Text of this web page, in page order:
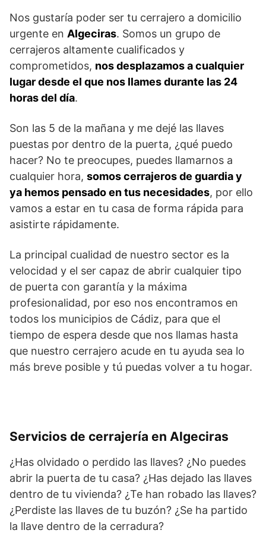
Nos gustaría poder ser tu cerrajero a domicilio
urgente en Algeciras. Somos un grupo de
cerrajeros altamente cualificados y
comprometidos, nos desplazamos a cualquier
lugar desde el que nos llames durante las 24
horas del día.
Son las 5 de la mañana y me dejé las llaves
puestas por dentro de la puerta, ¿qué puedo
hacer? No te preocupes, puedes llamarnos a
cualquier hora, somos cerrajeros de guardia y
ya hemos pensado en tus necesidades, por ello
vamos a estar en tu casa de forma rápida para
asistirte rápidamente.
La principal cualidad de nuestro sector es la
velocidad y el ser capaz de abrir cualquier tipo
de puerta con garantía y la máxima
profesionalidad, por eso nos encontramos en
todos los municipios de Cádiz, para que el
tiempo de espera desde que nos llamas hasta
que nuestro cerrajero acude en tu ayuda sea lo
más breve posible y tú puedas volver a tu hogar.
Servicios de cerrajería en Algeciras
¿Has olvidado o perdido las llaves? ¿No puedes
abrir la puerta de tu casa? ¿Has dejado las llaves
dentro de tu vivienda? ¿Te han robado las llaves?
¿Perdiste las llaves de tu buzón? ¿Se ha partido
la llave dentro de la cerradura?